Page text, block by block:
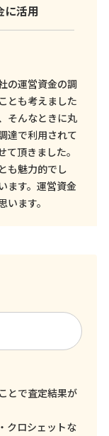
に活用
の運営資金の調
とも考えました
そんなときに丸
達で利用されて
頂きました。
も魅力的でし
ます。運営資金
ます。
とで査定結果が
クロシェットな